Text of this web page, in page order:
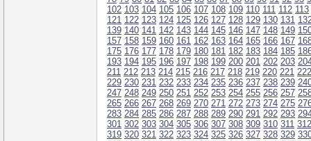
102 103 104 105 106 107 108 109 110 111 112 113
121 122 123 124 125 126 127 128 129 130 131
139 140 141 142 143 144 145 146 147 148 149
157 158 159 160 161 162 163 164 165 166 167
175 176 177 178 179 180 181 182 183 184 185
193 194 195 196 197 198 199 200 201 202 203
211 212 213 214 215 216 217 218 219 220 221 222
229 230 231 232 233 234 235 236 237 238 239
247 248 249 250 251 252 253 254 255 256 257
265 266 267 268 269 270 271 272 273 274 275
283 284 285 286 287 288 289 290 291 292 293
301 302 303 304 305 306 307 308 309 310 311 312
319 320 321 322 323 324 325 326 327 328 329